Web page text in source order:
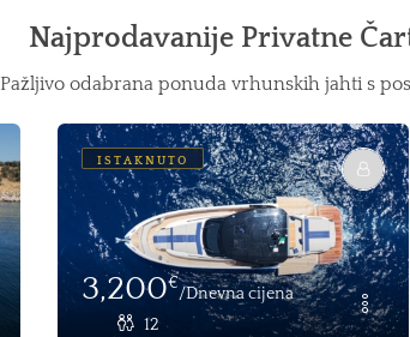
Najprodavanije Privatne
Pažljivo odabrana ponuda vrhunskih jahti s
ISTAKNUTO
2,300€
/500,00
3
12